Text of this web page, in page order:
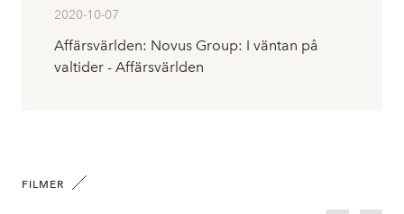
2020-10-07
Affärsvärlden: Novus Group: I väntan på
valtider - Affärsvärlden
FILMER